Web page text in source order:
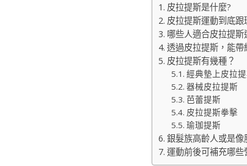
皮拉提斯是什麼?
皮拉提斯運動到底跟
哪些人適合皮拉提斯
透過皮拉提斯，能帶
皮拉提斯有幾種？
經典墊上皮拉
器械皮拉提斯
芭蕾提斯
皮拉提斯拳擊
瑜珈提斯
銀髮族高齡人或是
運動前後可補充哪些